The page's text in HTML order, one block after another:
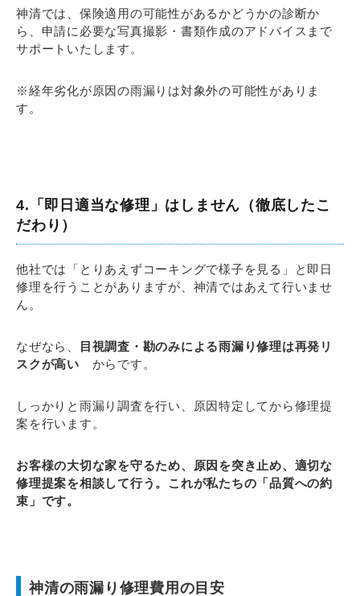
神清では、保険適用の可能性があるかどうかの診断か
ら、申請に必要な写真撮影・書類作成のアドバイスまで
サポートいたします。
※経年劣化が原因の雨漏りは対象外の可能性がありま
す。
4.「即日適当な修理」はしません（徹底したこ
だわり）
他社では「とりあえずコーキングで様子を見る」と即日
修理を行うことがありますが、神清ではあえて行いませ
ん。
なぜなら、 目視調査・ 勘のみによる雨漏り修理は再発リ
スクが高い からです。
しっかりと雨漏り調査を行い、原因特定してから修理提
案を行います。
お客様の大切な家を守るため、原因を突き止め、適切な
修理提案を相談して行う。これが私たちの「品質への約
束」です。
神清の雨漏り修理費用の目安